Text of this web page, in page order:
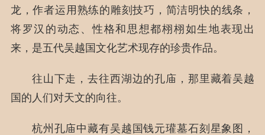
龙，作者运用熟练的雕刻技巧，简洁明快的线条，
将罗汉的动态、性格和思想都栩栩如生地表现出
来，是五代吴越国文化艺术现存的珍贵作品。
往山下走，去往西湖边的孔庙，那里藏着吴越
国的人们对天文的向往。
杭州孔庙中藏有吴越国钱元瓘墓石刻星象图，